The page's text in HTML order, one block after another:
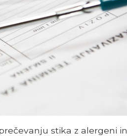
stika z alergeni in